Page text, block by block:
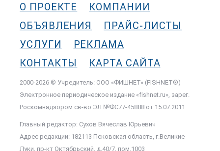
О ПРОЕКТЕ
КОМПАНИИ
ОБЪЯВЛЕНИЯ
ПРАЙС-ЛИСТЫ
УСЛУГИ
РЕКЛАМА
КОНТАКТЫ
КАРТА САЙТА
2000-2026 © Учредитель: ООО «ФИШНЕТ» (FISHNET®)
Электронное периодическое издание «fishnet.ru», зарег.
Роскомнадзором cв-во ЭЛ №ФС77-45888 от 15.07.2011
Главный редактор: Сухов Вячеслав Юрьевич
Адрес редакции: 182113 Псковская область, г.Великие
Луки, пр-кт Октябрьский, д.40/7, пом.1003